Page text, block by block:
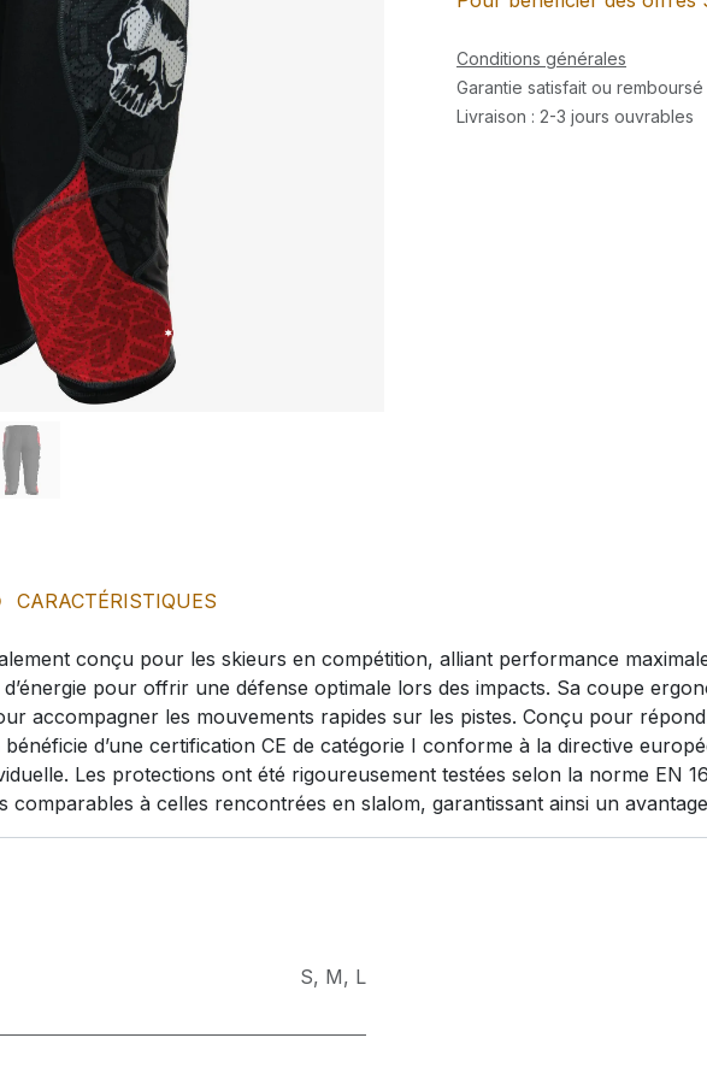
Conditions générales
Garantie satisfait ou
Livraison : 2-3 jours ouvrables
CARACTÉRISTIQUES
conçu pour les skieurs en compétition, alliant performance
pour offrir une défense optimale lors des impacts. Sa coupe
accompagner les mouvements rapides sur les pistes. Conçu pour
d’une certification CE de catégorie I conforme à la directive
Les protections ont été rigoureusement testées selon la norme EN
comparables à celles rencontrées en slalom, garantissant ainsi un
S, M, L